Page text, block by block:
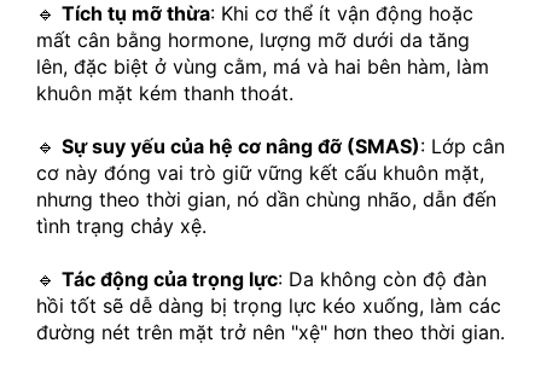
🔹 Tích tụ mỡ thừa: Khi cơ thể ít vận động hoặc
mất cân bằng hormone, lượng mỡ dưới da tăng
lên, đặc biệt ở vùng cằm, má và hai bên hàm, làm
khuôn mặt kém thanh thoát.
🔹 Sự suy yếu của hệ cơ nâng đỡ (SMAS): Lớp cân
cơ này đóng vai trò giữ vững kết cấu khuôn mặt,
nhưng theo thời gian, nó dần chùng nhão, dẫn đến
tình trạng chảy xệ.
🔹 Tác động của trọng lực: Da không còn độ đàn
hồi tốt sẽ dễ dàng bị trọng lực kéo xuống, làm các
đường nét trên mặt trở nên "xệ" hơn theo thời gian.